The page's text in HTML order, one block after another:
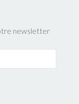
newsletter